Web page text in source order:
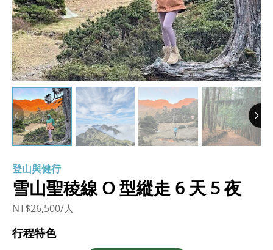
登山與健行
雪山聖稜線 O 型縱走 6 天 5 夜
NT$26,500/人
行程特色